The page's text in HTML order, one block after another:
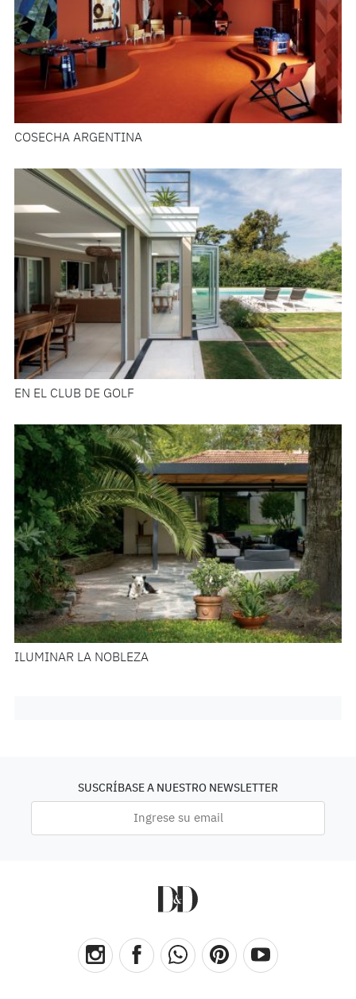
COSECHA ARGENTINA
EN EL CLUB DE GOLF
ILUMINAR LA NOBLEZA
SUSCRÍBASE A NUESTRO NEWSLETTER